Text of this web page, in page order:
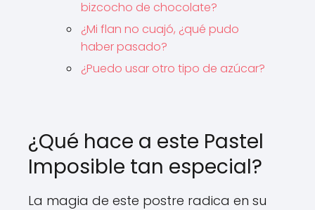
bizcocho de chocolate?
¿Mi flan no cuajó, ¿qué pudo
haber pasado?
¿Puedo usar otro tipo de azúcar?
¿Qué hace a este Pastel
Imposible tan especial?
La magia de este postre radica en su